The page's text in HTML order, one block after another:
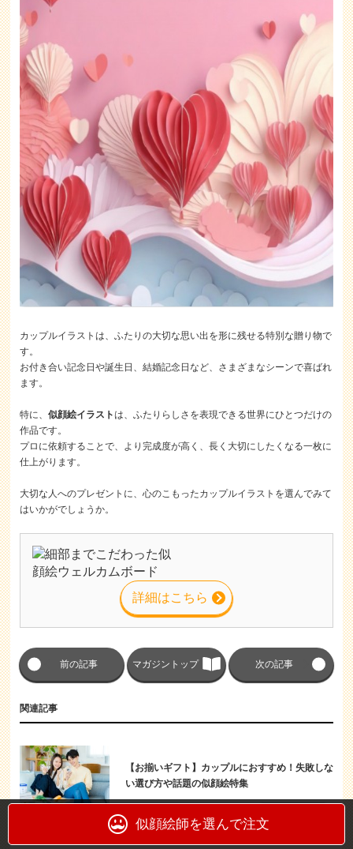
カップルイラストは、ふたりの大切な思い出を形に残せる特別な贈り物で
す。
お付き合い記念日や誕生日、結婚記念日など、さまざまなシーンで喜ばれ
ます。
特に、似顔絵イラストは、ふたりらしさを表現できる世界にひとつだけの
作品です。
プロに依頼することで、より完成度が高く、長く大切にしたくなる一枚に
仕上がります。
大切な人へのプレゼントに、心のこもったカップルイラストを選んでみて
はいかがでしょうか。
詳細はこちら
前の記事 マガジントップ 次の記事
関連記事
【お揃いギフト】カップルにおすすめ！失敗しな
い選び方や話題の似顔絵特集
似顔絵師を選んで注文